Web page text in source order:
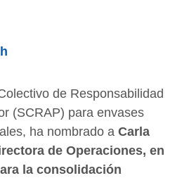
de Responsabilidad
(SCRAP) para envases
ha nombrado a Carla
de Operaciones, en
la consolidación